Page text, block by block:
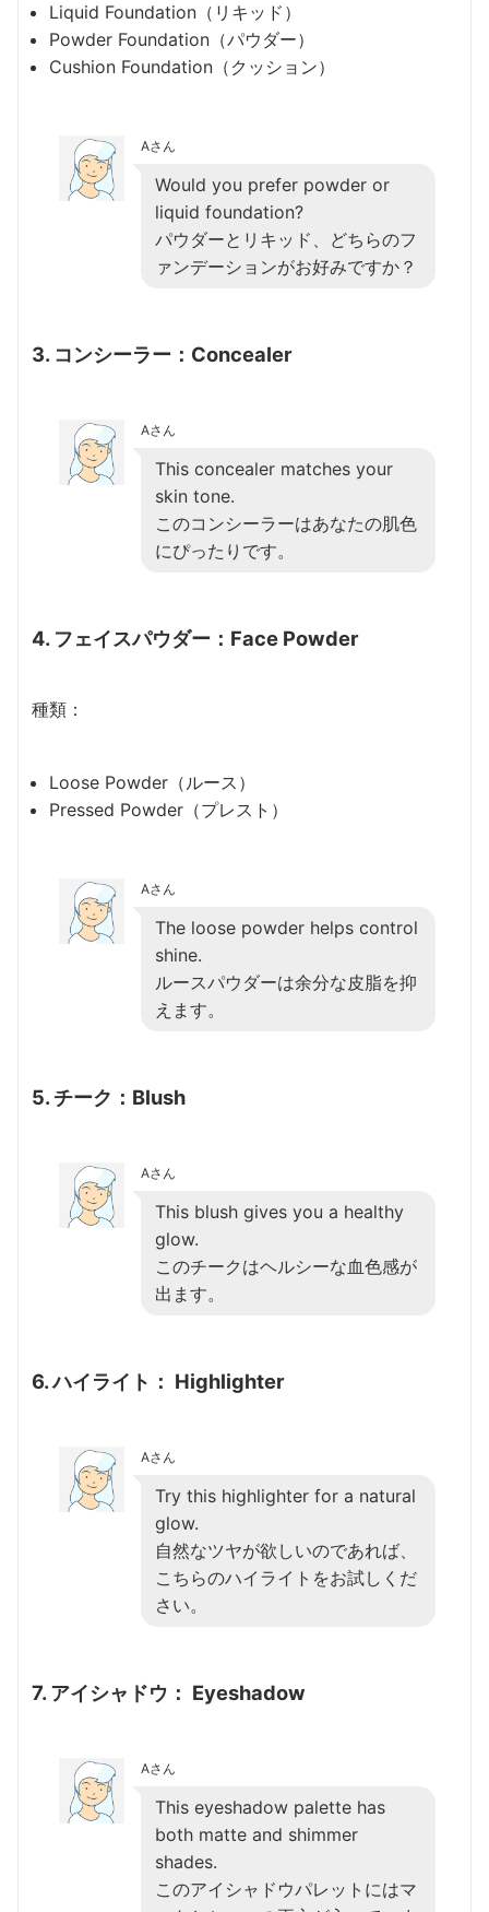
Liquid Foundation（リキッド）
Powder Foundation（パウダー）
Cushion Foundation（クッション）
Aさん
Would you prefer powder or
liquid foundation?
パウダーとリキッド、どちらのフ
ァンデーションがお好みですか？
3. コンシーラー：Concealer
Aさん
This concealer matches your
skin tone.
このコンシーラーはあなたの肌色
にぴったりです。
4. フェイスパウダー：Face Powder
種類：
Loose Powder（ルース）
Pressed Powder（プレスト）
Aさん
The loose powder helps control
shine.
ルースパウダーは余分な皮脂を抑
えます。
5. チーク：Blush
Aさん
This blush gives you a healthy
glow.
このチークはヘルシーな血色感が
出ます。
6. ハイライト： Highlighter
Aさん
Try this highlighter for a natural
glow.
自然なツヤが欲しいのであれば、
こちらのハイライトをお試しくだ
さい。
7. アイシャドウ： Eyeshadow
Aさん
This eyeshadow palette has
both matte and shimmer
shades.
このアイシャドウパレットにはマ